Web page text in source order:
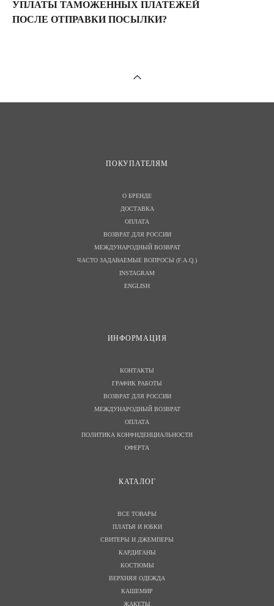
УПЛАТЫ ТАМОЖЕННЫХ ПЛАТЕЖЕЙ
ПОСЛЕ ОТПРАВКИ ПОСЫЛКИ?
ПОКУПАТЕЛЯМ
О БРЕНДЕ
ДОСТАВКА
ОПЛАТА
ВОЗВРАТ ДЛЯ РОССИИ
МЕЖДУНАРОДНЫЙ ВОЗВРАТ
ЧАСТО ЗАДАВАЕМЫЕ ВОПРОСЫ (F.A.Q.)
INSTAGRAM
ENGLISH
ИНФОРМАЦИЯ
КОНТАКТЫ
ГРАФИК РАБОТЫ
ВОЗВРАТ ДЛЯ РОССИИ
МЕЖДУНАРОДНЫЙ ВОЗВРАТ
ОПЛАТА
ПОЛИТИКА КОНФИДЕНЦИАЛЬНОСТИ
ОФЕРТА
КАТАЛОГ
ВСЕ ТОВАРЫ
ПЛАТЬЯ И ЮБКИ
СВИТЕРЫ И ДЖЕМПЕРЫ
КАРДИГАНЫ
КОСТЮМЫ
ВЕРХНЯЯ ОДЕЖДА
КАШЕМИР
ЖАКЕТЫ